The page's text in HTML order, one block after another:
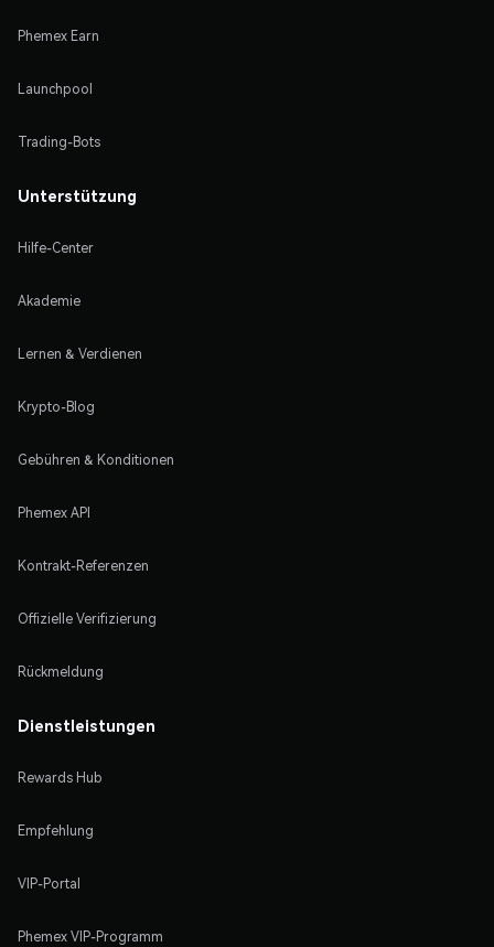
Phemex Earn
Launchpool
Trading-Bots
Unterstützung
Hilfe-Center
Akademie
Lernen & Verdienen
Krypto-Blog
Gebühren & Konditionen
Phemex API
Kontrakt-Referenzen
Offizielle Verifizierung
Rückmeldung
Dienstleistungen
Rewards Hub
Empfehlung
VIP-Portal
Phemex VIP-Programm